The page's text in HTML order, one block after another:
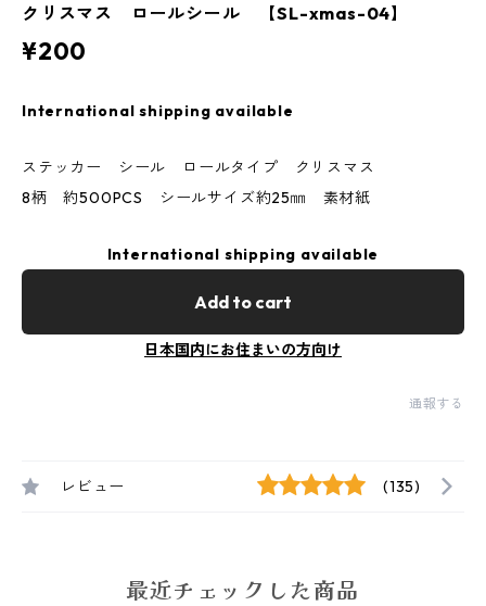
クリスマス ロールシール 【SL-xmas-04】
¥200
International shipping available
ステッカー シール ロールタイプ クリスマス
8柄 約500PCS シールサイズ約25㎜ 素材紙
International shipping available
Add to cart
日本国内にお住まいの方向け
通報する
レビュー (135)
最近チェックした商品